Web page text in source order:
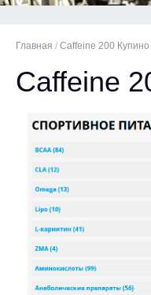
Главная / Caffeine 200 Купино
Caffeine